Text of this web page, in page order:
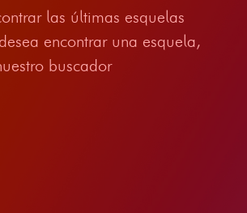
las últimas esquelas
encontrar una esquela,
buscador